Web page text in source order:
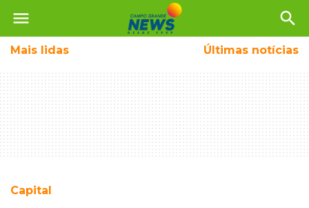
menu search
Mais lidas Últimas notícias
Capital